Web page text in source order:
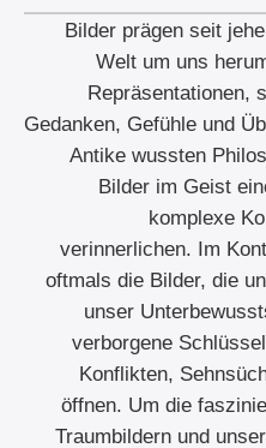
Bilder prägen seit
Welt um uns
Repräsentationen,
Gedanken, Gefühle und
Antike wussten
Bilder im Geist
komplexe
verinnerlichen. Im
oftmals die Bilder, die
unser
verborgene
Konflikten,
öffnen. Um die
Traumbildern und